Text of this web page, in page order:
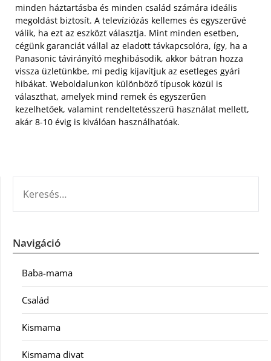
minden háztartásba és minden család számára ideális
megoldást biztosít. A televíziózás kellemes és egyszerűvé
válik, ha ezt az eszközt választja. Mint minden esetben,
cégünk garanciát vállal az eladott távkapcsolóra, így, ha a
Panasonic távirányító meghibásodik, akkor bátran hozza
vissza üzletünkbe, mi pedig kijavítjuk az esetleges gyári
hibákat. Weboldalunkon különböző típusok közül is
választhat, amelyek mind remek és egyszerűen
kezelhetőek, valamint rendeltetésszerű használat mellett,
akár 8-10 évig is kiválóan használhatóak.
Navigáció
Baba-mama
Család
Kismama
Kismama divat